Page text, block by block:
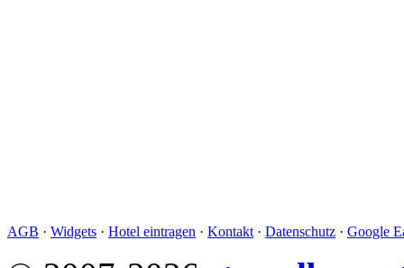
AGB · Widgets · Hotel eintragen · Kontakt · Datenschutz · Google